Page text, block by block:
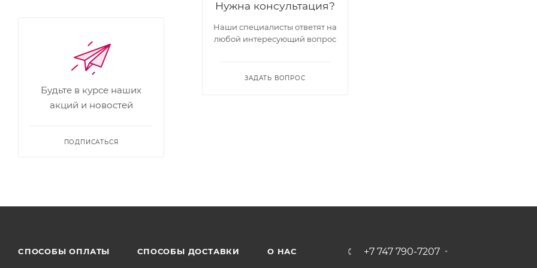
Нужна консультация?
Наши специалисты ответят на
любой интересующий вопрос
ЗАДАТЬ ВОПРОС
Будьте в курсе наших
акций и новостей
ПОДПИСАТЬСЯ
CПОСОБЫ ОПЛАТЫ СПОСОБЫ ДОСТАВКИ О НАС +7 747 790-7207